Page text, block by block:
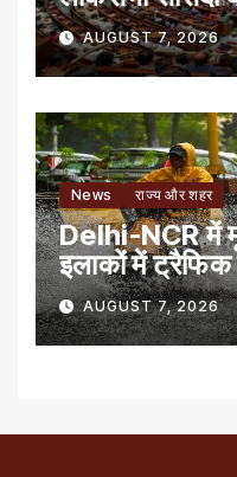
AUGUST 7, 2026
News राज्य और शहर
Delhi-NCR में
इलाकों में ट्रैफिक
AUGUST 7, 2026